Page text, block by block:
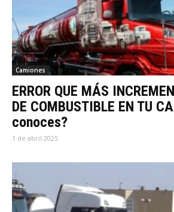
Camiones
ERROR QUE MÁS
DE COMBUSTIBLE EN TU
conoces?
1 de abril 2025